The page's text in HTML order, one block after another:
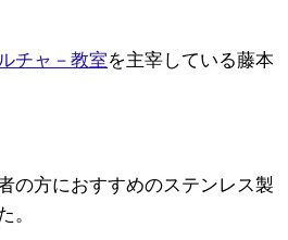
チャ－教室を主宰している藤本
の方におすすめのステンレス製
。